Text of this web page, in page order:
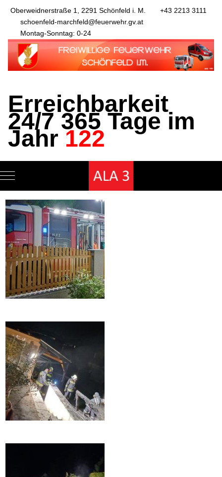
Oberweidnerstraße 1, 2291 Schönfeld i. M.
+43 2213 3111
schoenfeld-marchfeld@feuerwehr.gv.at
Montag-Sonntag: 0-24
Erreichbarkeit
24/7 365 Tage im
Jahr122
Mobile Menu Toggle